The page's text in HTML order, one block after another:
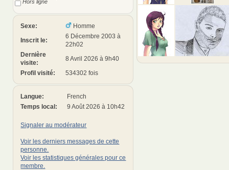
Hors ligne
Sexe:
Homme
Inscrit le:
6 Décembre 2003 à
22h02
Dernière
visite:
8 Avril 2026 à 9h40
Profil visité:
534302 fois
Langue:
French
Temps local:
9 Août 2026 à 10h42
Signaler au modérateur
Voir les derniers messages de cette
personne.
Voir les statistiques générales pour ce
membre.